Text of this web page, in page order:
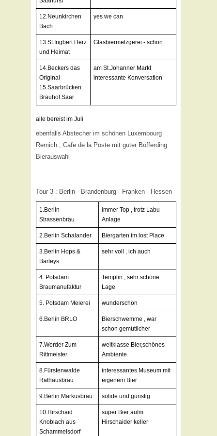
12.Neunkirchen
Bach
yes we can
13.St.Ingbert Herz
und Heimat
Glasbiermetzgerei - schön
14.Beckers das
Original
15.Saarbrücken
Brauhof Saar
am St.Johanner Markt
interessante Konversation
alle bereist im Juli
ebenfalls Abstecher im schönen Luxembourg
Remich , Cafe de la Poste mit guter Bofferding
Bierauswahl
Tour 3 : Berlin - Brandenburg - Franken - Hessen
1.Berlin
Strassenbräu
immer Top , trotz Labu
Anlage
2.Berlin Schalander Biergarten im lost Place
3.Berlin Hops &
Barleys
sehr voll , ich auch
4. Potsdam
Braumanufaktur
Templin , sehr schöne
Lage
5. Potsdam Meierei wunderschön
6.Berlin BRLO
Bierschwemme , war
schon gemütlicher
7.Werder Zum
Rittmeister
weltklasse Bier,schönes
Ambiente
8.Fürstenwalde
Rathausbräu
interessantes Museum mit
eigenem Bier
9.Berlin Markusbräu solide und günstig
10.Hirschaid
Knoblach aus
Schammelsdorf
super Bier aufm
Hirschaider keller